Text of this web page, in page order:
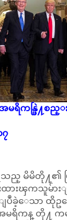
ရိကန္ဖြဲ႔စ
၇
သည္ မိမိတို႔၏
ထားၾကသူမ်ား
ခဲ့ေသာ ထိုဥပ
မရိကန္ တို႔ က